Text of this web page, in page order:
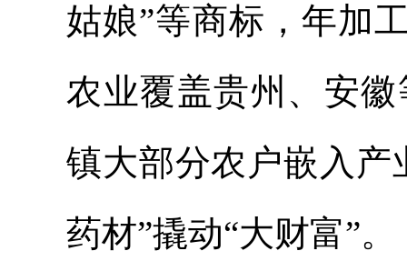
姑娘”等商标，年加
农业覆盖贵州、安
镇大部分农户嵌入产
药材”撬动“大财富”